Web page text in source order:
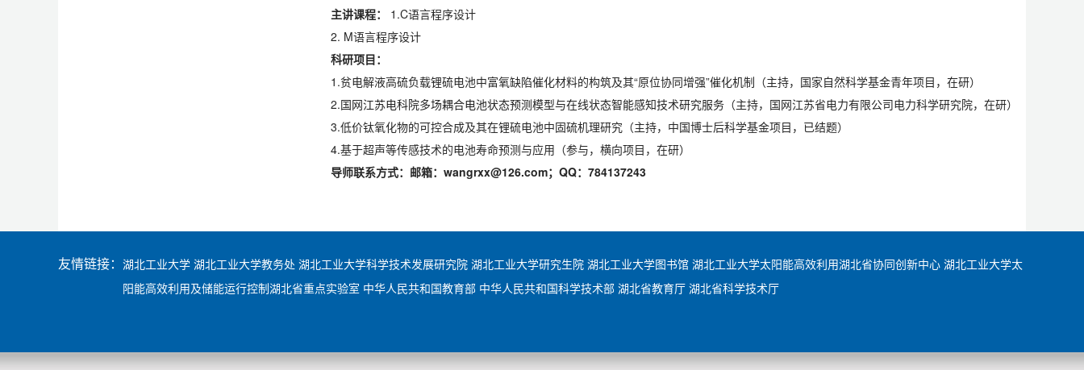
主讲课程：
1.C语言程序设计
2. M语言程序设计
科研项目：
1.贫电解液高硫负载锂硫电池中富氧缺陷催化材料的构筑及其“原位协同增强”催化机制（主持，国家自然科学基金青年项目，在研）
2.国网江苏电科院多场耦合电池状态预测模型与在线状态智能感知技术研究服务 （主持，国网江苏省电力有限公司电力科学研究院，在研）
3.低价钛氧化物的可控合成及其在锂硫电池中固硫机理研究（主持，中国博士后科学基金项目，已结题）
4.基于超声等传感技术的电池寿命预测与应用（参与，横向项目，在研）
导师联系方式：邮箱： wangrxx@126.com； QQ： 784137243
友情链接： 湖北工业大学 湖北工业大学教务处 湖北工业大学科学技术发展研究院 湖北工业大学研究生院 湖北工业大学图书馆 湖北工业大学太阳能高效利用湖北省协同创新中心 湖北工业大学太
阳能高效利用及储能运行控制湖北省重点实验室 中华人民共和国教育部 中华人民共和国科学技术部 湖北省教育厅 湖北省科学技术厅